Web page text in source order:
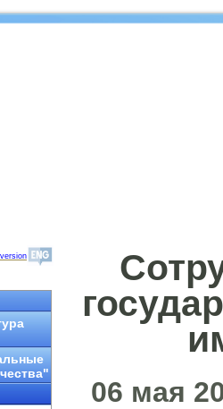
06 мая